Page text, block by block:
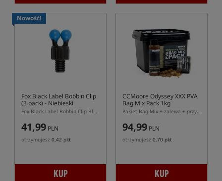
Nowość!
Fox Black Label Bobbin Clip
(3 pack) - Niebieski
Fox Black Label Bobbin Clip Blue 3 pack – niebieskie klipsy do hangerów Fox
41,99 PLN
otrzymujesz 0,42 pkt
KUP
CCMoore Odyssey XXX PVA
Bag Mix Pack 1kg
Pakiet Bag Mix + zalewa + przynęty
94,99 PLN
otrzymujesz 0,70 pkt
KUP